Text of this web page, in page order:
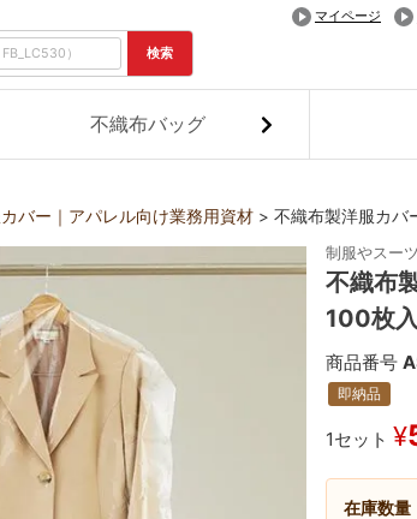
検索
マイページ
不織布バッグ
バー｜アパレル向け業務用資材 不織布製洋服カバ
制服やスー
不織布
100枚入
商品番号
即納品
1セット ¥
在庫数量